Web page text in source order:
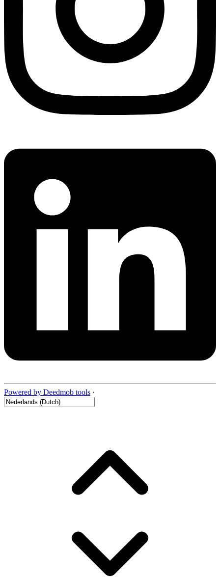
Powered by Deedmob tools ·